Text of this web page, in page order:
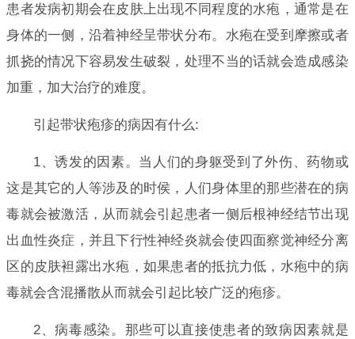
患者发病初期会在皮肤上出现不同程度的水疱，通常是在
身体的一侧，沿着神经呈带状分布。水疱在受到摩擦或者
抓挠的情况下容易发生破裂，处理不当的话就会造成感染
加重，加大治疗的难度。
引起带状疱疹的病因有什么:
1、诱发的因素。当人们的身躯受到了外伤、药物或
这是其它的人等涉及的时侯，人们身体里的那些潜在的病
毒就会被激活，从而就会引起患者一侧后根神经结节出现
出血性炎症，并且下行性神经炎就会使四面察觉神经分离
区的皮肤袒露出水疱，如果患者的抵抗力低，水疱中的病
毒就会含混播散从而就会引起比较广泛的疱疹。
2、病毒感染。那些可以直接使患者的致病因素就是